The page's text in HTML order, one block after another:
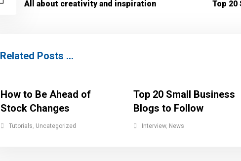
All about creativity and inspiration Top 20
Related Posts ...
How to Be Ahead of
Stock Changes
Tutorials, Uncategorized
Top 20 Small Business
Blogs to Follow
Interview, News